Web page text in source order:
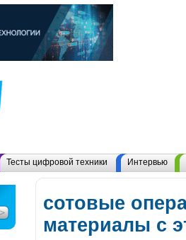
Тесты цифровой техники Интервью
сотовые
материалы с